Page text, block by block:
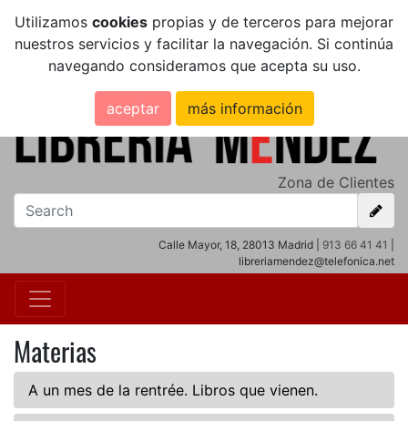
Utilizamos cookies propias y de terceros para mejorar
nuestros servicios y facilitar la navegación. Si continúa
navegando consideramos que acepta su uso.
aceptar más información
Zona de Clientes
Calle Mayor, 18, 28013 Madrid | 913 66 41 41
libreriamendez@telefonica.net
Materias
A un mes de la rentrée. Libros que vienen.